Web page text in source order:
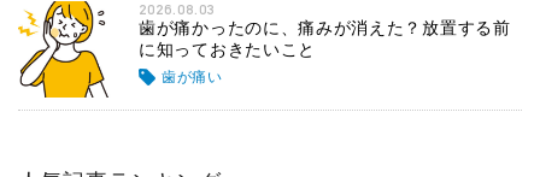
2026.08.03
歯が痛かったのに、痛みが消えた？放置する前
に知っておきたいこと
歯が痛い